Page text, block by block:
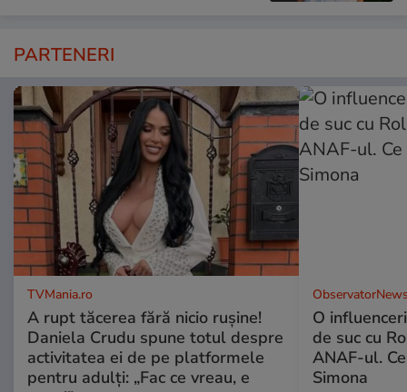
PARTENERI
TVMania.ro
A rupt tăcerea fără nicio rușine!
Daniela Crudu spune totul despre
activitatea ei de pe platformele
pentru adulți: „Fac ce vreau, e
O
de suc cu
ANAF-ul.
Simona